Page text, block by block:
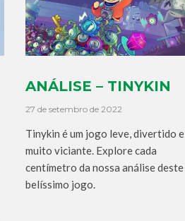
ANÁLISE – TINYKIN
27 de setembro de 2022
Tinykin é um jogo leve, divertido e
muito viciante. Explore cada
centímetro da nossa análise deste
belíssimo jogo.